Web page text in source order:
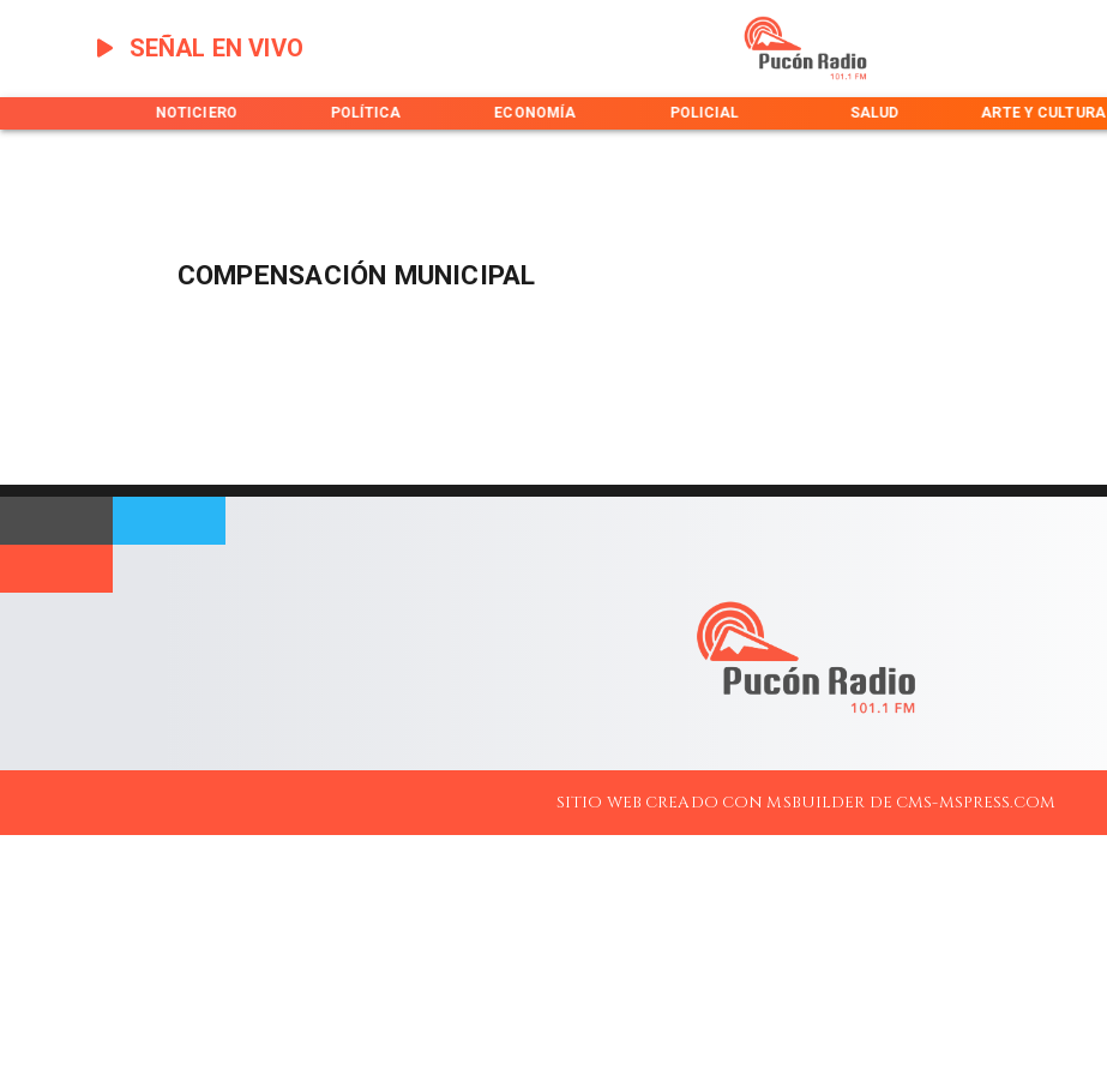
SEÑAL EN VIVO
NOTICIERO POLÍTICA ECONOMÍA POLICIAL SALUD ARTE Y CULTURA
COMPENSACIÓN MUNICIPAL
SITIO WEB CREADO CON MSBUILDER DE CMS-MSPRESS.COM